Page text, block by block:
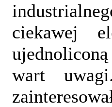
ciekawej
wart